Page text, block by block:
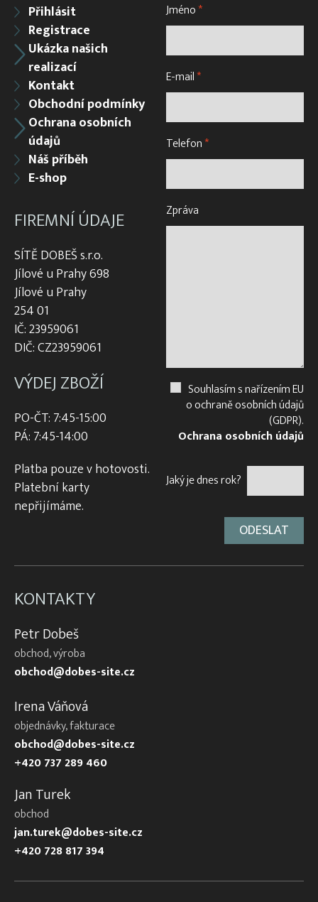
Přihlásit
Registrace
Ukázka našich
realizací
Kontakt
Obchodní podmínky
Ochrana osobních
údajů
Náš příběh
E-shop
FIREMNÍ ÚDAJE
SÍTĚ DOBEŠ s.r.o.
Jílové u Prahy 698
Jílové u Prahy
254 01
IČ: 23959061
DIČ: CZ23959061
VÝDEJ ZBOŽÍ
PO-ČT: 7:45-15:00
PÁ: 7:45-14:00
Platba pouze v hotovosti.
Platební karty
nepřijímáme.
Jméno*
E-mail*
Telefon*
Zpráva
Souhlasím s nařízením EU
o ochraně osobních údajů
(GDPR).
Ochrana osobních údajů
Jaký je dnes rok?
KONTAKTY
Petr Dobeš
obchod, výroba
obchod@dobes-site.cz
Irena Váňová
objednávky, fakturace
obchod@dobes-site.cz
+420 737 289 460
Jan Turek
obchod
jan.turek@dobes-site.cz
+420 728 817 394